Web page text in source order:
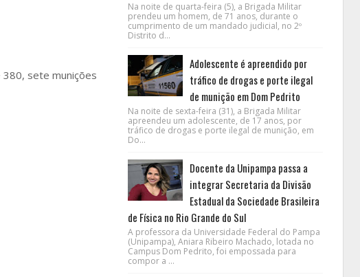
380, sete munições
Na noite de quarta-feira (5), a Brigada Militar
prendeu um homem, de 71 anos, durante o
cumprimento de um mandado judicial, no 2º
Distrito d...
Adolescente é apreendido por
tráfico de drogas e porte ilegal
de munição em Dom Pedrito
Na noite de sexta-feira (31), a Brigada Militar
apreendeu um adolescente, de 17 anos, por
tráfico de drogas e porte ilegal de munição, em
Do...
Docente da Unipampa passa a
integrar Secretaria da Divisão
Estadual da Sociedade Brasileira
de Física no Rio Grande do Sul
A professora da Universidade Federal do Pampa
(Unipampa), Aniara Ribeiro Machado, lotada no
Campus Dom Pedrito, foi empossada para
compor a ...